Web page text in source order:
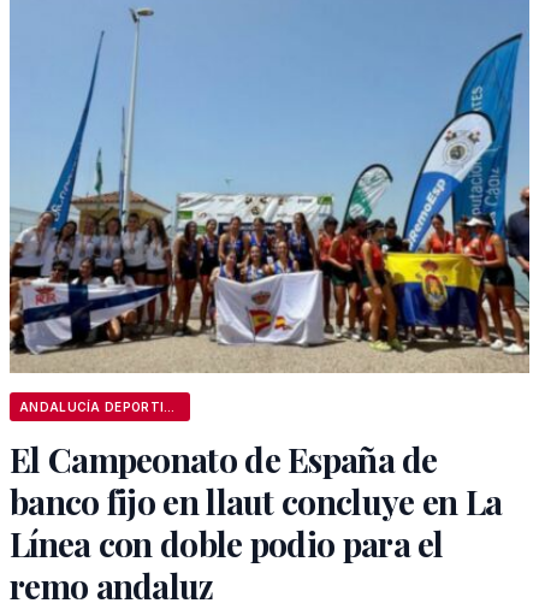
El Campeonato de España de
banco fijo en llaut concluye en La
Línea con doble podio para el
remo andaluz